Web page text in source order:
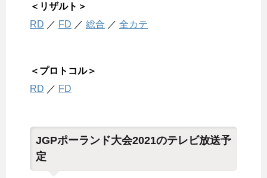
＜リザルト＞
RD ／ FD ／ 総合 ／ 全カテ
＜プロトコル＞
RD ／ FD
JGPポーランド大会2021のテレビ放送予
定